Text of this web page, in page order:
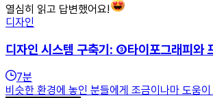
열심히 읽고 답변했어요!
디자인
디자인 시스템 구축기: ③타이포그래피와
7분
비슷한 환경에 놓인 분들에게 조금이나마 도움